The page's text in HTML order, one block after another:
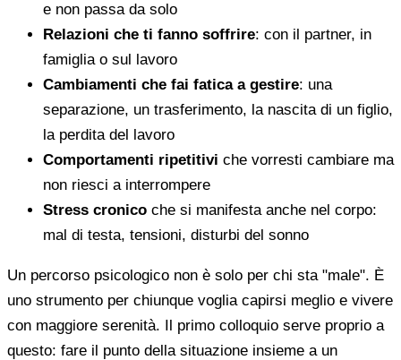
e non passa da solo
Relazioni che ti fanno soffrire: con il partner, in
famiglia o sul lavoro
Cambiamenti che fai fatica a gestire: una
separazione, un trasferimento, la nascita di un figlio,
la perdita del lavoro
Comportamenti ripetitivi che vorresti cambiare ma
non riesci a interrompere
Stress cronico che si manifesta anche nel corpo:
mal di testa, tensioni, disturbi del sonno
Un percorso psicologico non è solo per chi sta "male". È
uno strumento per chiunque voglia capirsi meglio e vivere
con maggiore serenità. Il primo colloquio serve proprio a
questo: fare il punto della situazione insieme a un